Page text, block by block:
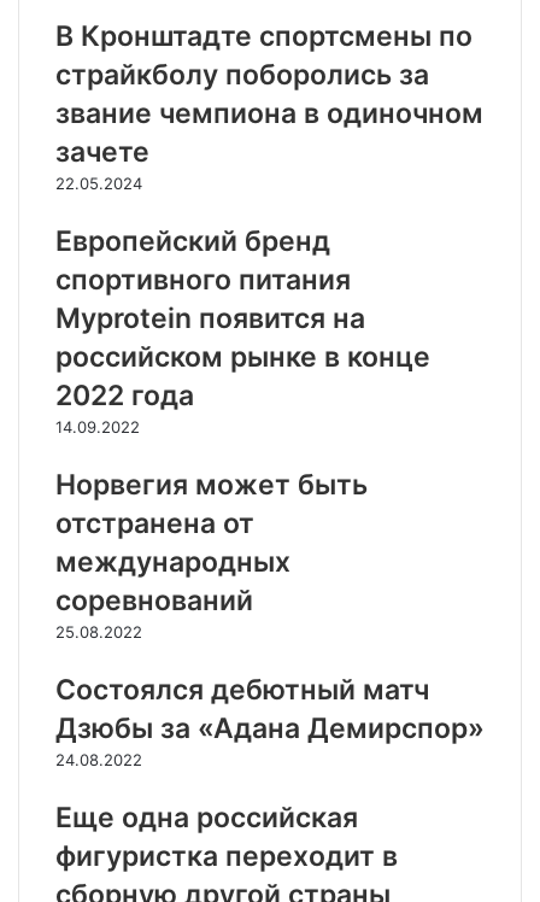
В Кронштадте спортсмены по
страйкболу поборолись за
звание чемпиона в одиночном
зачете
22.05.2024
Европейский бренд
спортивного питания
Myprotein появится на
российском рынке в конце
2022 года
14.09.2022
Норвегия может быть
отстранена от
международных
соревнований
25.08.2022
Состоялся дебютный матч
Дзюбы за «Адана Демирспор»
24.08.2022
Еще одна российская
фигуристка переходит в
сборную другой страны